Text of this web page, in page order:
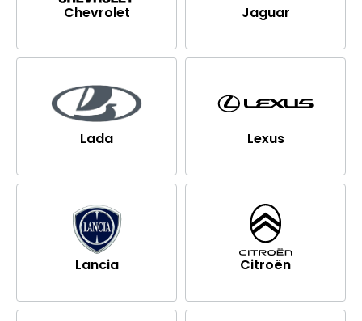
Chevrolet Jaguar
Lada Lexus
Lancia Citroën